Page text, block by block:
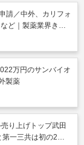
請／中外、カリフォ
ど｜製薬業界きょ
万円のサンバイオ
製薬
り上げトップ武田
一三共は初の2兆